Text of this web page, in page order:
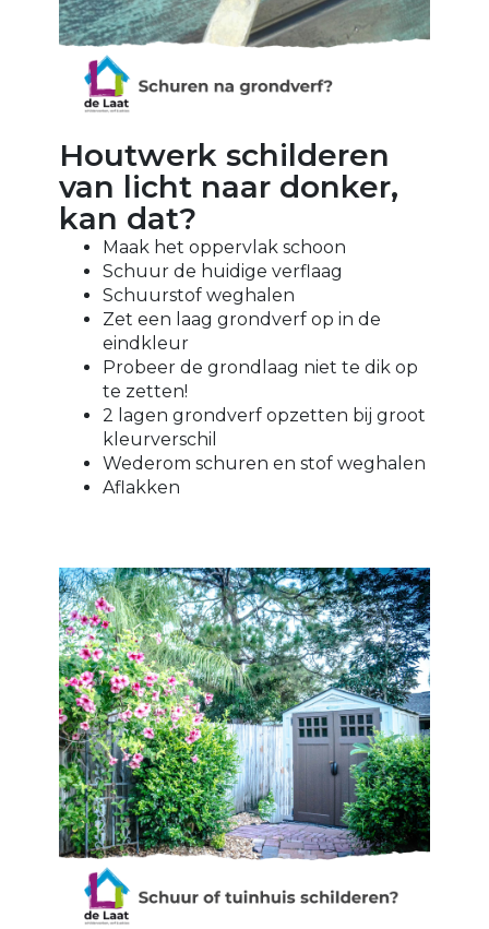
Houtwerk schilderen
van licht naar donker,
kan dat?
Maak het oppervlak schoon
Schuur de huidige verflaag
Schuurstof weghalen
Zet een laag grondverf op in de
eindkleur
Probeer de grondlaag niet te dik op
te zetten!
2 lagen grondverf opzetten bij groot
kleurverschil
Wederom schuren en stof weghalen
Aflakken